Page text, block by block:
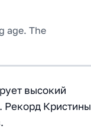
age. The
высокий
Рекорд Кристины